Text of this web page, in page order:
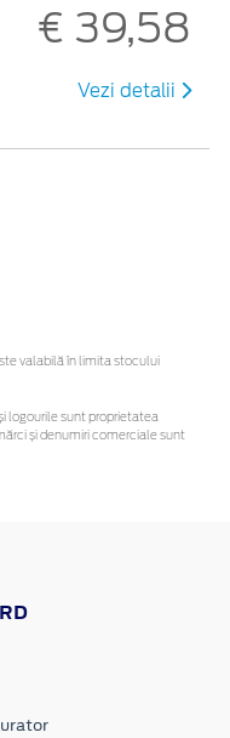
€ 39,58
Vezi detalii
valabilă în limita stocului
logourile sunt proprietatea
și denumiri comerciale sunt